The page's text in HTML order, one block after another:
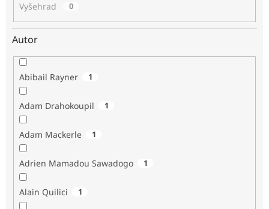
Vyšehrad 0
Autor
Abibail Rayner 1
Adam Drahokoupil 1
Adam Mackerle 1
Adrien Mamadou Sawadogo 1
Alain Quilici 1